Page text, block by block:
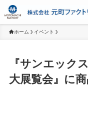
ホーム イベント
『サンエック
大展覧会』に